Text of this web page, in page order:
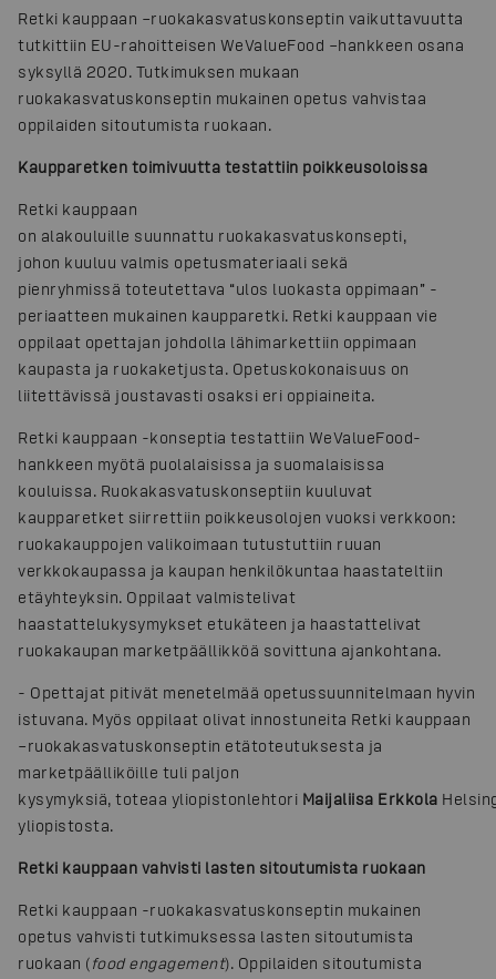
Retki kauppaan –ruokakasvatuskonseptin vaikuttavuutta
tutkittiin EU-rahoitteisen WeValueFood –hankkeen osana
syksyllä 2020. Tutkimuksen mukaan
ruokakasvatuskonseptin mukainen opetus vahvistaa
oppilaiden sitoutumista ruokaan.
Kaupparetken toimivuutta testattiin poikkeusoloissa
Retki kauppaan
on alakouluille suunnattu ruokakasvatuskonsepti,
johon kuuluu valmis opetusmateriaali sekä
pienryhmissä toteutettava “ulos luokasta oppimaan” -
periaatteen mukainen kaupparetki. Retki kauppaan vie
oppilaat opettajan johdolla lähimarkettiin oppimaan
kaupasta ja ruokaketjusta. Opetuskokonaisuus on
liitettävissä joustavasti osaksi eri oppiaineita.
Retki kauppaan -konseptia testattiin WeValueFood-
hankkeen myötä puolalaisissa ja suomalaisissa
kouluissa. Ruokakasvatuskonseptiin kuuluvat
kaupparetket siirrettiin poikkeusolojen vuoksi verkkoon:
ruokakauppojen valikoimaan tutustuttiin ruuan
verkkokaupassa ja kaupan henkilökuntaa haastateltiin
etäyhteyksin. Oppilaat valmistelivat
haastattelukysymykset etukäteen ja haastattelivat
ruokakaupan marketpäällikköä sovittuna ajankohtana.
- Opettajat pitivät menetelmää opetussuunnitelmaan hyvin
istuvana. Myös oppilaat olivat innostuneita Retki kauppaan
–ruokakasvatuskonseptin etätoteutuksesta ja
marketpäälliköille tuli paljon
kysymyksiä, toteaa yliopistonlehtori Maijaliisa Erkkola
yliopistosta.
Retki kauppaan vahvisti lasten sitoutumista ruokaan
Retki kauppaan -ruokakasvatuskonseptin mukainen
opetus vahvisti tutkimuksessa lasten sitoutumista
ruokaan (food engagement). Oppilaiden sitoutumista